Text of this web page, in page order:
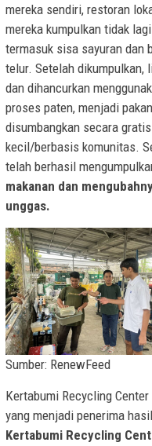
mereka sendiri, restoran
mereka kumpulkan tidak
termasuk sisa sayuran dan
telur. Setelah dikumpulkan,
dan dihancurkan
proses paten, menjadi
disumbangkan secara
kecil/berbasis komunitas.
telah berhasil
makanan dan
unggas.
Sumber: RenewFeed
Kertabumi Recycling
yang menjadi penerima
Kertabumi Recycling